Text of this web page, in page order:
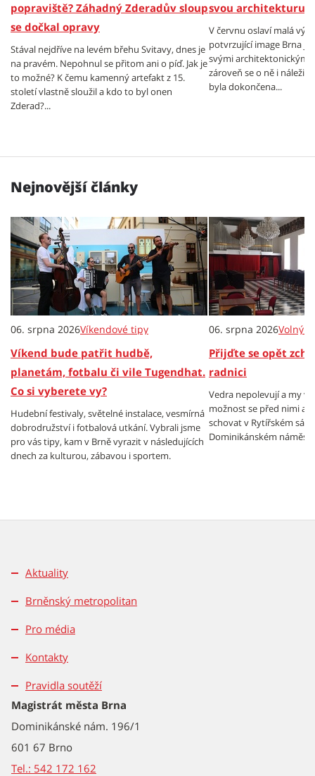
popraviště? Záhadný Zderadův sloup
se dočkal opravy
Stával nejdříve na levém břehu Svitavy, dnes je
na pravém. Nepohnul se přitom ani o píď. Jak je
to možné? K čemu kamenný artefakt z 15.
století vlastně sloužil a kdo to byl onen
Zderad?...
svou architekturu
V červnu oslaví malá
potvrzující image Brna
svými architektonickými
zároveň se o ně i
byla dokončena...
Nejnovější články
06. srpna 2026Víkendové tipy
Víkend bude patřit hudbě,
planetám, fotbalu či vile Tugendhat.
Co si vyberete vy?
Hudební festivaly, světelné instalace, vesmírná
dobrodružství i fotbalová utkání. Vybrali jsme
pro vás tipy, kam v Brně vyrazit v následujících
dnech za kulturou, zábavou i sportem.
06. srpna 2026Volný
Přijďte se opět
radnici
Vedra nepolevují a my
možnost se před nimi
schovat v Rytířském
Dominikánském náměstí.
Aktuality
Brněnský metropolitan
Pro média
Kontakty
Pravidla soutěží
Magistrát města Brna
Dominikánské nám. 196/1
601 67 Brno
Tel.: 542 172 162